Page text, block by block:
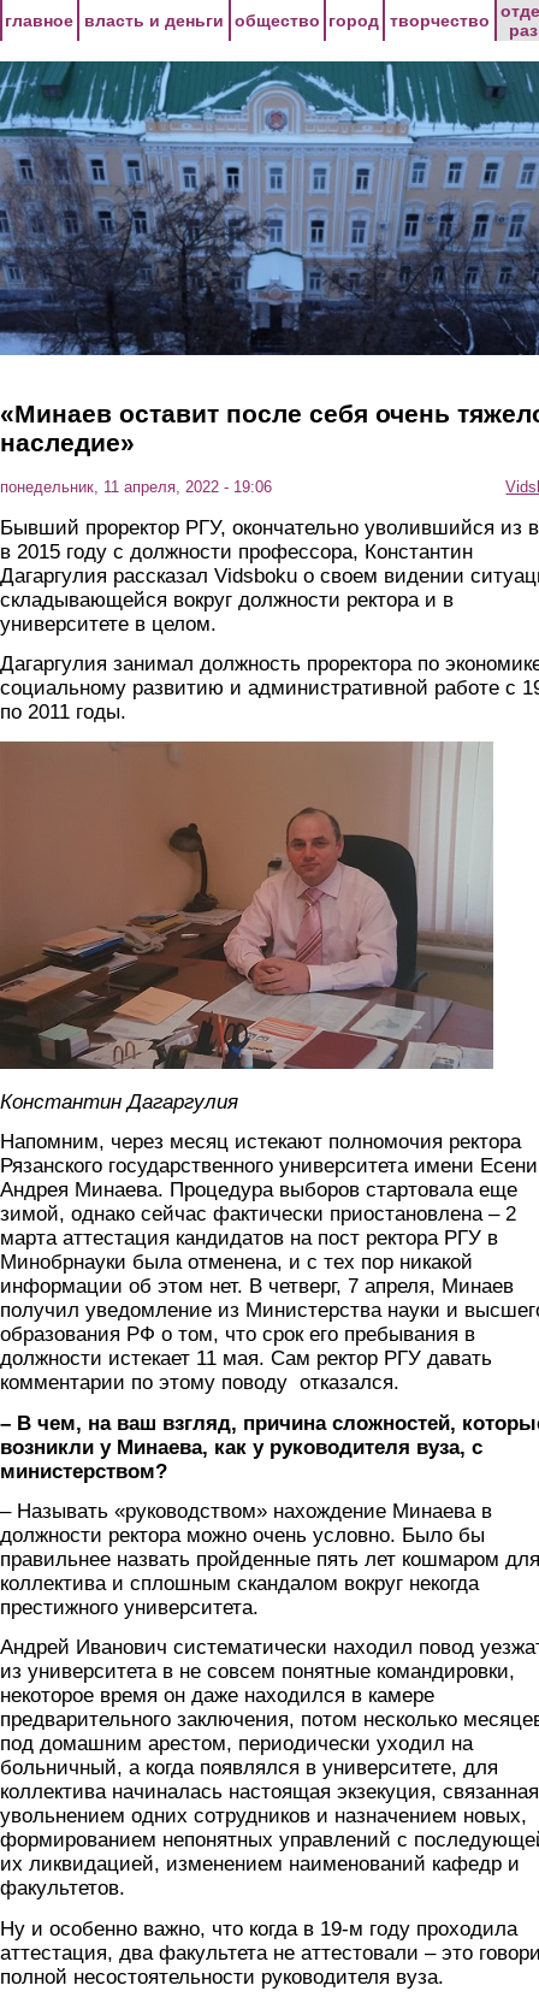
главное власть и деньги общество город творчество
«Минаев оставит после себя очень
наследие»
понедельник, 11 апреля, 2022 - 19:06
Бывший проректор РГУ, окончательно уволившийся из
в 2015 году с должности профессора, Константин
Дагаргулия рассказал Vidsboku о своем видении
складывающейся вокруг должности ректора и в
университете в целом.
Дагаргулия занимал должность проректора по
социальному развитию и административной работе с
по 2011 годы.
Константин Дагаргулия
Напомним, через месяц истекают полномочия ректора
Рязанского государственного университета имени
Андрея Минаева. Процедура выборов стартовала еще
зимой, однако сейчас фактически приостановлена – 2
марта аттестация кандидатов на пост ректора РГУ в
Минобрнауки была отменена, и с тех пор никакой
информации об этом нет. В четверг, 7 апреля, Минаев
получил уведомление из Министерства науки и
образования РФ о том, что срок его пребывания в
должности истекает 11 мая. Сам ректор РГУ давать
комментарии по этому поводу отказался.
– В чем, на ваш взгляд, причина сложностей,
возникли у Минаева, как у руководителя вуза, с
министерством?
– Называть «руководством» нахождение Минаева в
должности ректора можно очень условно. Было бы
правильнее назвать пройденные пять лет кошмаром для
коллектива и сплошным скандалом вокруг некогда
престижного университета.
Андрей Иванович систематически находил повод
из университета в не совсем понятные командировки,
некоторое время он даже находился в камере
предварительного заключения, потом несколько
под домашним арестом, периодически уходил на
больничный, а когда появлялся в университете, для
коллектива начиналась настоящая экзекуция,
увольнением одних сотрудников и назначением новых,
формированием непонятных управлений с
их ликвидацией, изменением наименований кафедр и
факультетов.
Ну и особенно важно, что когда в 19-м году проходила
аттестация, два факультета не аттестовали – это
полной несостоятельности руководителя вуза.